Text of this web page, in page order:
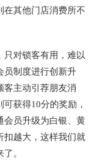
在其他门店消费所不
只对锁客有用，难以
员制度进行创新升
客主动引荐朋友消
获得10分的奖励，
会员升级为白银、黄
扣越大，这样我们就
。